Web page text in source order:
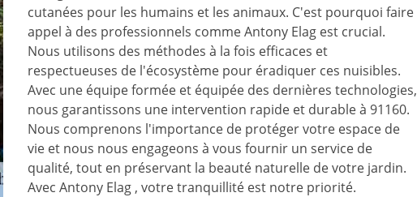
cutanées pour les humains et les animaux. C'est pourquoi faire
appel à des professionnels comme Antony Elag est crucial.
Nous utilisons des méthodes à la fois efficaces et
respectueuses de l'écosystème pour éradiquer ces nuisibles.
Avec une équipe formée et équipée des dernières technologies,
nous garantissons une intervention rapide et durable à 91160.
Nous comprenons l'importance de protéger votre espace de
vie et nous nous engageons à vous fournir un service de
qualité, tout en préservant la beauté naturelle de votre jardin.
Avec Antony Elag , votre tranquillité est notre priorité.